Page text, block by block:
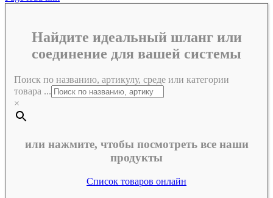
Найдите идеальный шланг или
соединение для вашей системы
Поиск по названию, артикулу, среде или категории
товара ...
×
или нажмите, чтобы посмотреть все наши
продукты
Список товаров онлайн